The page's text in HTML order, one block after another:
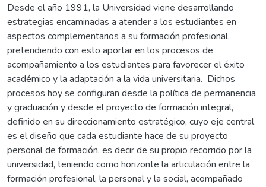
Desde el año 1991, la Universidad viene desarrollando
estrategias encaminadas a atender a los estudiantes en
aspectos complementarios a su formación profesional,
pretendiendo con esto aportar en los procesos de
acompañamiento a los estudiantes para favorecer el éxito
académico y la adaptación a la vida universitaria. Dichos
procesos hoy se configuran desde la política de permanencia
y graduación y desde el proyecto de formación integral,
definido en su direccionamiento estratégico, cuyo eje central
es el diseño que cada estudiante hace de su proyecto
personal de formación, es decir de su propio recorrido por la
universidad, teniendo como horizonte la articulación entre la
formación profesional, la personal y la social, acompañado